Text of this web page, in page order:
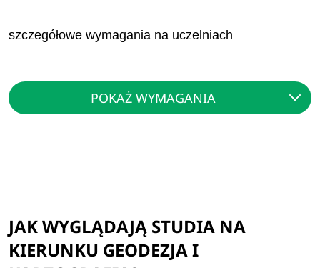
szczegółowe wymagania na uczelniach
POKAŻ WYMAGANIA
JAK WYGLĄDAJĄ STUDIA NA
KIERUNKU GEODEZJA I